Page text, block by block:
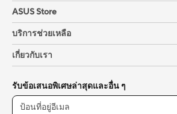
ASUS Store
บริการช่วยเหลือ
เกี่ยวกับเรา
รับข้อเสนอพิเศษล่าสุดและอื่น ๆ